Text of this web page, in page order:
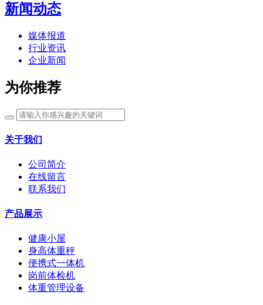
新闻动态
媒体报道
行业资讯
企业新闻
为你推荐
关于我们
公司简介
在线留言
联系我们
产品展示
健康小屋
身高体重秤
便携式一体机
岗前体检机
体重管理设备